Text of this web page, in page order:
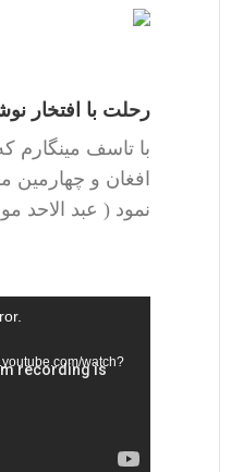
رحلت با افتخار
با تاسف مینگارم
افغان و چهارمین
نمود ( عبد الاحد
watch?